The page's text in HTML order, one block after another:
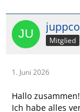
Mitglied
1. Juni 2026
Hallo zusammen!
Ich habe alles